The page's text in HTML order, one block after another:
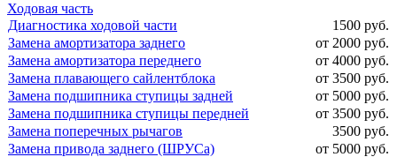
Ходовая часть
Диагностика ходовой части
1500 руб.
Замена амортизатора заднего
от 2000 руб.
Замена амортизатора переднего
от 4000 руб.
Замена плавающего сайлентблока
от 3500 руб.
Замена подшипника ступицы задней
от 5000 руб.
Замена подшипника ступицы передней
от 3500 руб.
Замена поперечных рычагов
3500 руб.
Замена привода заднего (ШРУСа)
от 5000 руб.